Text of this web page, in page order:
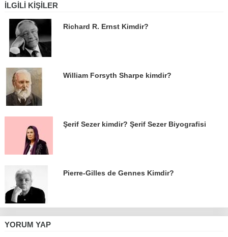
İLGILI KIŞILER
Richard R. Ernst Kimdir?
William Forsyth Sharpe kimdir?
Şerif Sezer kimdir? Şerif Sezer Biyografisi
Pierre-Gilles de Gennes Kimdir?
YORUM YAP